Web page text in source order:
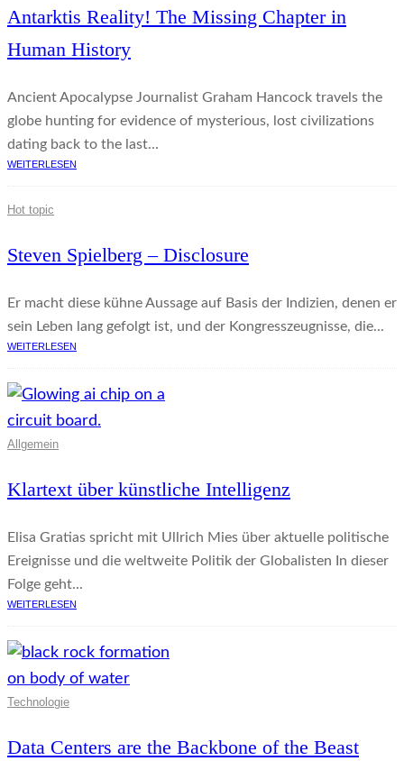
Antarktis Reality! The Missing Chapter in
Human History
Ancient Apocalypse Journalist Graham Hancock travels the
globe hunting for evidence of mysterious, lost civilizations
dating back to the last...
WEITERLESEN
Hot topic
Steven Spielberg – Disclosure
Er macht diese kühne Aussage auf Basis der Indizien, denen er
sein Leben lang gefolgt ist, und der Kongresszeugnisse, die...
WEITERLESEN
Allgemein
Klartext über künstliche Intelligenz
Elisa Gratias spricht mit Ullrich Mies über aktuelle politische
Ereignisse und die weltweite Politik der Globalisten In dieser
Folge geht...
WEITERLESEN
Technologie
Data Centers are the Backbone of the Beast